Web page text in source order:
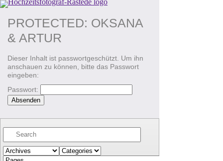
PROTECTED: OKSANA
& ARTUR
Dieser Inhalt ist passwortgeschützt. Um ihn
anschauen zu können, bitte das Passwort
eingeben:
Passwort: